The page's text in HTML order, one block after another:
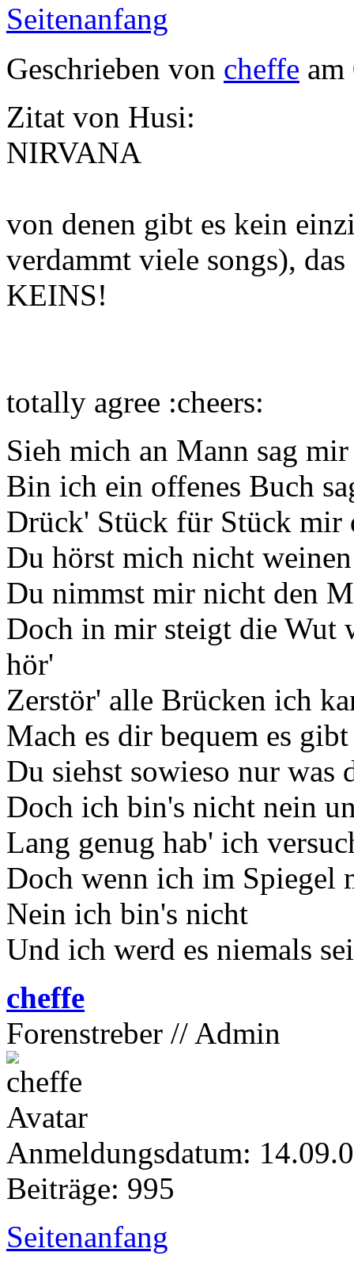
Seitenanfang
Geschrieben von cheffe
Zitat von Husi:
NIRVANA
von denen gibt es kein
verdammt viele songs),
KEINS!
totally agree :cheers:
Sieh mich an Mann sag
Bin ich ein offenes Buch
Drück' Stück für Stück mir
Du hörst mich nicht
Du nimmst mir nicht den
Doch in mir steigt die Wut
hör'
Zerstör' alle Brücken ich
Mach es dir bequem es
Du siehst sowieso nur
Doch ich bin's nicht nein
Lang genug hab' ich
Doch wenn ich im Spiegel
Nein ich bin's nicht
Und ich werd es niemals
cheffe
Forenstreber // Admin
Anmeldungsdatum:
Beiträge: 995
Seitenanfang